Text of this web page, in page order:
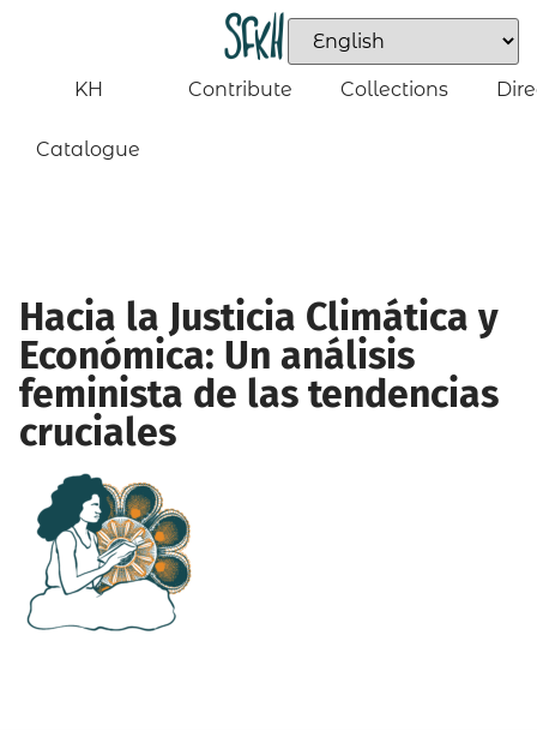
KH
Catalogue
Contribute Collections
Hacia la Justicia Climática y
Económica: Un análisis
feminista de las tendencias
cruciales